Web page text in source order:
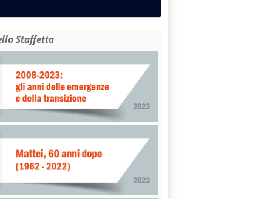
Staffetta